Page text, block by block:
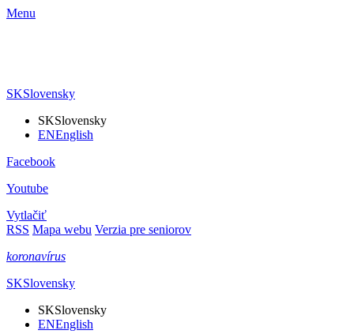
Menu
SKSlovensky
SKSlovensky
ENEnglish
Facebook
Youtube
Vytlačiť
RSS Mapa webu Verzia pre seniorov
koronavírus
SKSlovensky
SKSlovensky
ENEnglish